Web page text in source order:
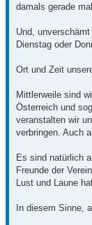
damals gerade
Und,
Dienstag oder
Ort und Zeit
Mittlerweile sind
Österreich und
veranstalten wir
verbringen. Auch
Es sind natürlich
Freunde der
Lust und Laune
In diesem Sinne,